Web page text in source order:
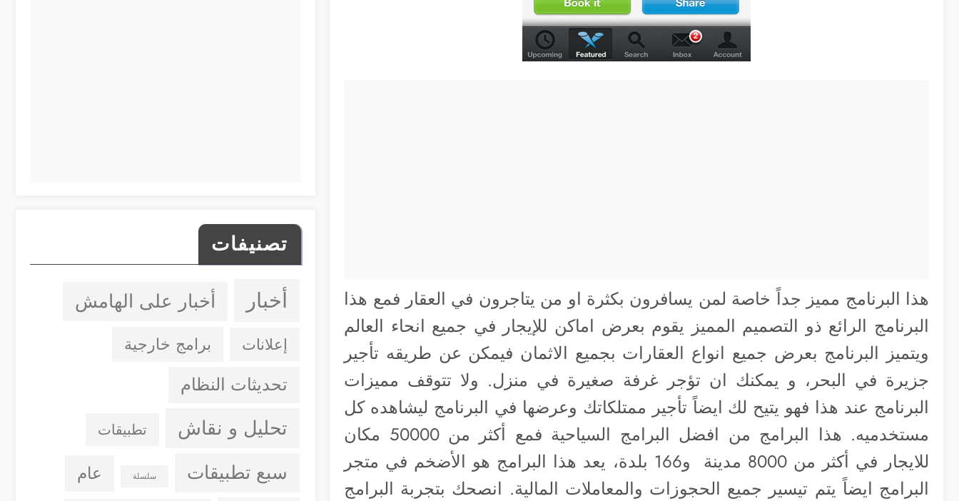
هذا البرنامج مميز جداً خاصة لمن يسافرون بكثرة او من يتاجرون في العقار فمع هذا
البرنامج الرائع ذو التصميم المميز يقوم بعرض اماكن للإيجار في جميع انحاء العالم
ويتميز البرنامج بعرض جميع انواع العقارات بجميع الاثمان فيمكن عن طريقه تأجير
جزيرة في البحر، و يمكنك ان تؤجر غرفة صغيرة في منزل. ولا تتوقف مميزات
البرنامج عند هذا فهو يتيح لك ايضاً تأجير ممتلكاتك وعرضها في البرنامج ليشاهده كل
مستخدميه. هذا البرامج من افضل البرامج السياحية فمع أكثر من 50000 مكان
للايجار في أكثر من 8000 مدينة و166 بلدة، يعد هذا البرامج هو الأضخم في متجر
البرامج ايضاً يتم تيسير جميع الحجوزات والمعاملات المالية. انصحك بتجربة البرامج
تصنيفات
أخبار أخبار على الهامش
إعلانات برامج خارجية
تحديثات النظام
تحليل و نقاش تطبيقات
سبع تطبيقات سلسلة عام